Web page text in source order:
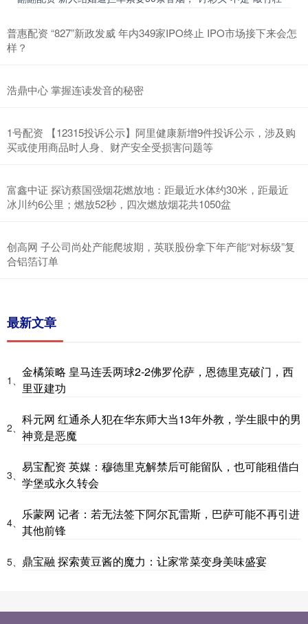
普惠配资 “827”新政发威 年内349家IPO终止 IPO市场接下来会怎
样？
浩鼎中心 掌握连读发音的秘密
1号配资 【12315投诉公示】阿里健康新增9件投诉公示，涉及购
买或使用商品时人身、财产安全受损害问题等
富鑫中证 探访蔡国强烟花燃放地：距最近水体约30米，距最近
冰川约6公里；燃放52秒，四次燃放烟花共1050盆
创高网 子公司尚处产能爬坡期，英联股份拿下年产能“对标级”复
合铝箔订单
最新文章
1、
金橘策略 皇马连丢两球2-2佛罗伦萨，恩德里克破门，西
里亚建功
2、
科元网 红通杀人犯在华东师大当13年外教，学生眼中的男
神竟是恶魔
3、
易宝配资 英媒：穆德里克解禁后可能留队，也可能租借白
学堡或永久转会
4、
乐蒙网 记者：若无法签下阿尔瓦雷斯，巴萨可能不再引进
其他前锋
5、 鼎宝融 探索黄豆酱的魔力：让家常菜变身美味盛宴